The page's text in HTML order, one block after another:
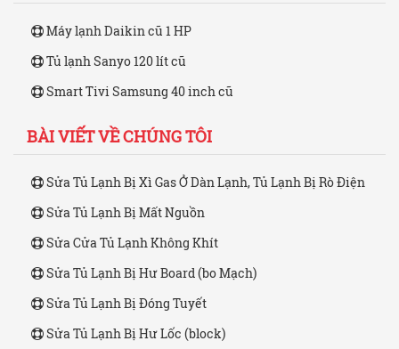
Máy lạnh Daikin cũ 1 HP
Tủ lạnh Sanyo 120 lít cũ
Smart Tivi Samsung 40 inch cũ
BÀI VIẾT VỀ CHÚNG TÔI
Sửa Tủ Lạnh Bị Xì Gas Ở Dàn Lạnh, Tủ Lạnh Bị Rò Điện
Sửa Tủ Lạnh Bị Mất Nguồn
Sửa Cửa Tủ Lạnh Không Khít
Sửa Tủ Lạnh Bị Hư Board (bo Mạch)
Sửa Tủ Lạnh Bị Đóng Tuyết
Sửa Tủ Lạnh Bị Hư Lốc (block)